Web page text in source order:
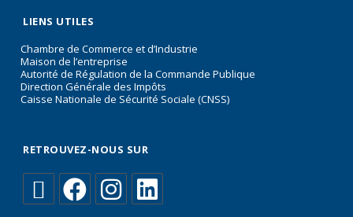
LIENS UTILES
Chambre de Commerce et d’Industrie
Maison de l’entreprise
Autorité de Régulation de la Commande Publique
Direction Générale des Impôts
Caisse Nationale de Sécurité Sociale (CNSS)
RETROUVEZ-NOUS SUR